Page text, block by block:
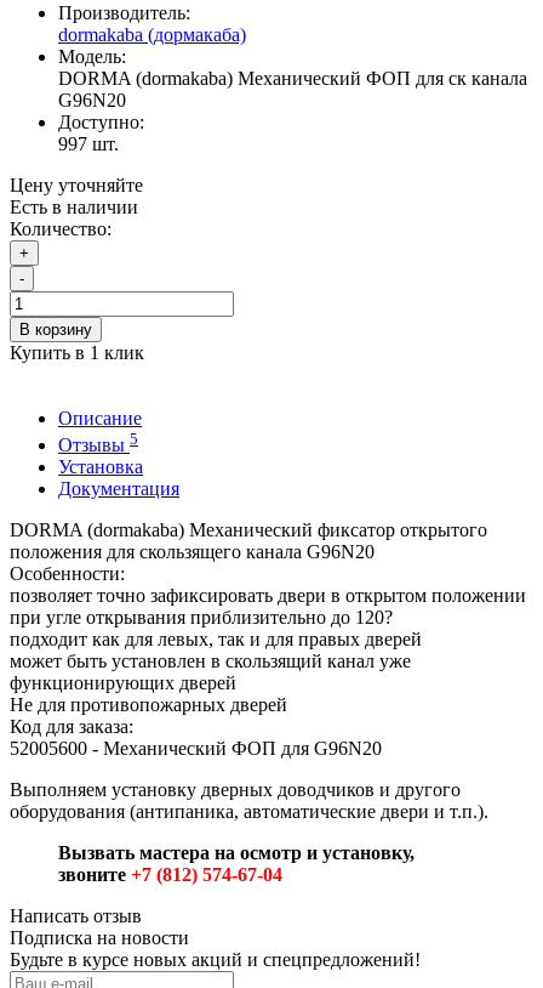
Производитель:
dormakaba (дормакаба)
Модель:
DORMA (dormakaba) Механический ФОП для ск канала
G96N20
Доступно:
997 шт.
Цену уточняйте
Есть в наличии
Количество:
+
-
В корзину
Купить в 1 клик
Описание
Отзывы 5
Установка
Документация
DORMA (dormakaba) Механический фиксатор открытого
положения для скользящего канала G96N20
Особенности:
позволяет точно зафиксировать двери в открытом положении
при угле открывания приблизительно до 120?
подходит как для левых, так и для правых дверей
может быть установлен в скользящий канал уже
функционирующих дверей
Не для противопожарных дверей
Код для заказа:
52005600 - Механический ФОП для G96N20
Выполняем установку дверных доводчиков и другого
оборудования (антипаника, автоматические двери и т.п.).
Вызвать мастера на осмотр и установку,
звоните +7 (812) 574-67-04
Написать отзыв
Подписка на новости
Будьте в курсе новых акций и спецпредложений!